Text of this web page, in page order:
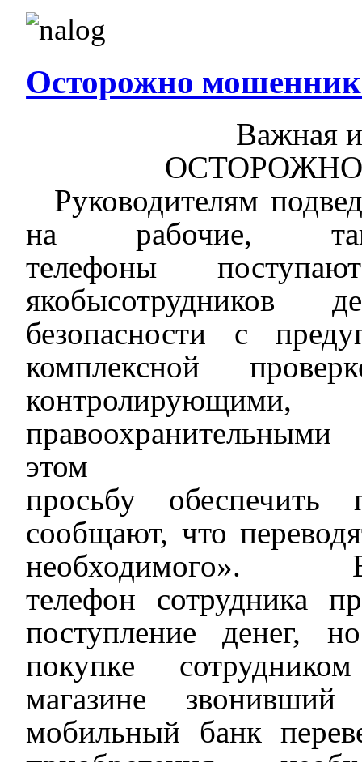
Осторожно
Важная
Руководителям
на рабочие,
телефоныпоступают
якобысотрудников
безопасности с
комплексной
контролирующими,
просьбу обеспечить
сообщают, что
необходимого».
телефон сотрудника
поступление денег, но
покупке сотрудником
магазине звонивший
мобильный банк